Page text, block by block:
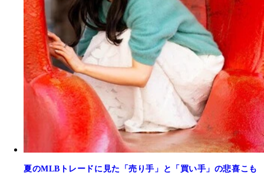
夏のMLBトレードに見た「売り手」と「買い手」の悲喜こも